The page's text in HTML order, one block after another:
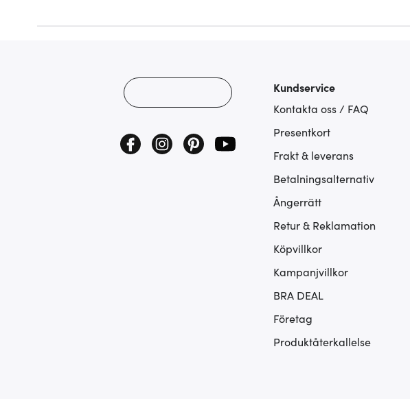
Kundservice
Kontakta oss / FAQ
Presentkort
Frakt & leverans
Betalningsalternativ
Ångerrätt
Retur & Reklamation
Köpvillkor
Kampanjvillkor
BRA DEAL
Företag
Produktåterkallelse